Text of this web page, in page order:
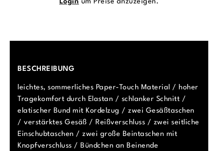
Login um Preise anzuzeigen.
BESCHREIBUNG
leichtes, sommerliches Paper-Touch Material / hoher
Tragekomfort durch Elastan / schlanker Schnitt /
elatischer Bund mit Kordelzug / zwei Gesäßtaschen
/ verstärktes Gesäß / Reißverschluss / zwei seitliche
Einschubtaschen / zwei große Beintaschen mit
Knopfverschluss / Bündchen an Beinende